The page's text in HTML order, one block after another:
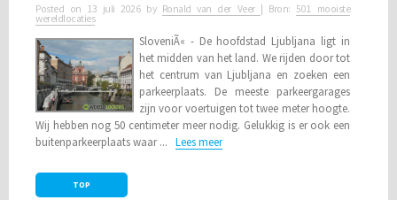
Posted on 13 juli 2026by Ronald van der Veer | Bron: 501 mooiste
wereldlocaties
SloveniÃ« - De hoofdstad Ljubljana ligt in
het midden van het land. We rijden door tot
het centrum van Ljubljana en zoeken een
parkeerplaats. De meeste parkeergarages
zijn voor voertuigen tot twee meter hoogte.
Wij hebben nog 50 centimeter meer nodig. Gelukkig is er ook een
buitenparkeerplaats waar ... Lees meer
TOP